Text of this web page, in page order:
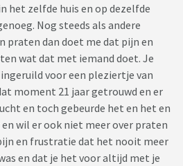
het zelfde huis en op dezelfde
Nog steeds als andere
praten dan doet me dat pijn en
wat dat met iemand doet. Je
voor een pleziertje van
moment 21 jaar getrouwd en er
en toch gebeurde het en het en
wil er ook niet meer over praten
en frustratie dat het nooit meer
en dat je het voor altijd met je